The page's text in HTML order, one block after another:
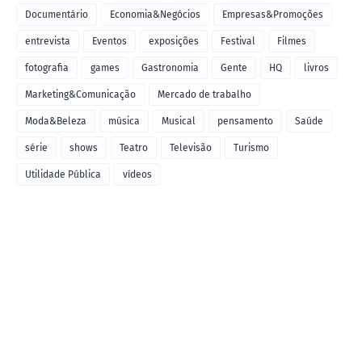
Documentário Economia&Negócios Empresas&Promoções
entrevista Eventos exposições Festival Filmes
fotografia games Gastronomia Gente HQ livros
Marketing&Comunicação Mercado de trabalho
Moda&Beleza música Musical pensamento Saúde
série shows Teatro Televisão Turismo
Utilidade Pública vídeos